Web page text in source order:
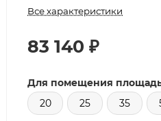
Все характеристики
83 140 ₽
Для помещения
20
25 35